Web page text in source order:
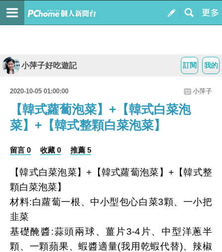
我的
訂閱
小萍子好吃遊記
2020-10-05 01:00:00 小萍子
【韓式蘿蔔泡菜】+【韓式白菜泡
菜】+【韓式整顆白菜泡菜】
留言 0 收藏 0 推薦 5
【韓式白菜泡菜】+【韓式蘿蔔泡菜】+【韓式整
顆白菜泡菜】
材料:白蘿蔔一根、中小型包心白菜3顆、一小把
韭菜
基礎醃醬:蒜頭兩球、薑片3-4片、中型洋蔥半
顆、一顆蘋果、蝦醬適量(我用乾蝦代替)、辣椒